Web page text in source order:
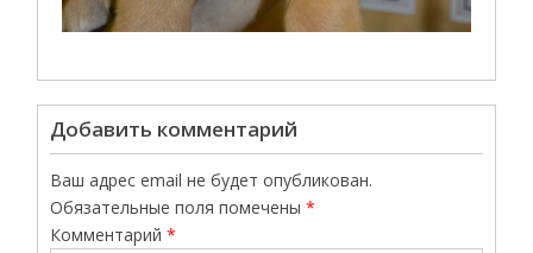
Добавить комментарий
Ваш адрес email не будет опубликован.
Обязательные поля помечены*
Комментарий*